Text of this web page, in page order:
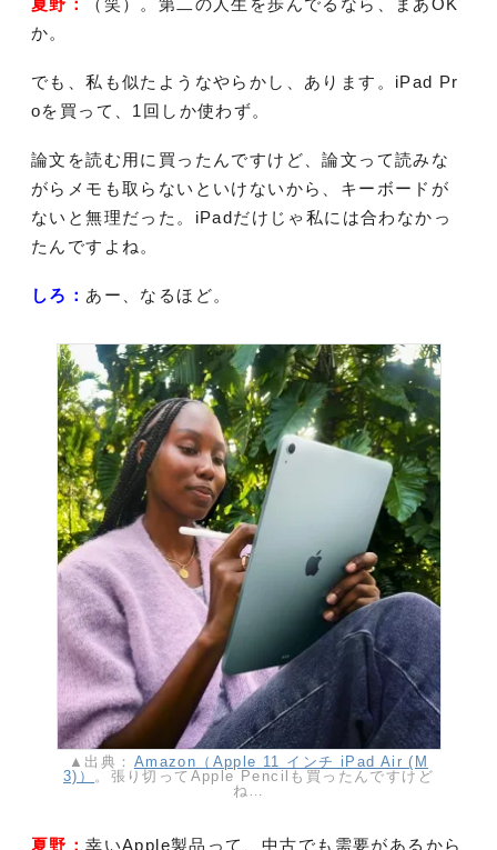
夏野：
（笑）。第二の人生を歩んでるなら、まあOK
か。
でも、私も似たようなやらかし、あります。iPad Pr
oを買って、1回しか使わず。
論文を読む用に買ったんですけど、論文って読みな
がらメモも取らないといけないから、キーボードが
ないと無理だった。iPadだけじゃ私には合わなかっ
たんですよね。
しろ： あー、なるほど。
▲出典： Amazon（Apple 11 インチ iPad Air (M
3)）
。張り切ってApple Pencilも買ったんですけど
ね…
夏野：幸いApple製品って、中古でも需要があるから